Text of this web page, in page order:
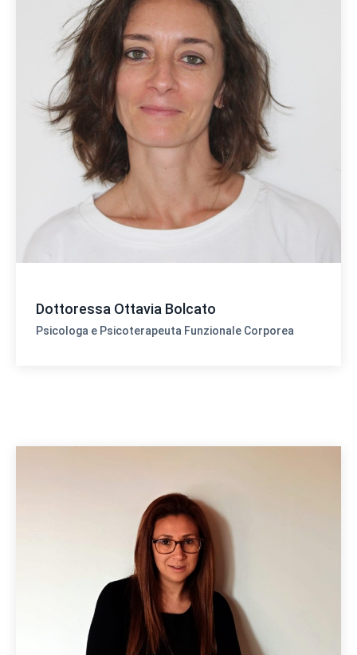
Dottoressa Ottavia Bolcato
Psicologa e Psicoterapeuta Funzionale Corporea